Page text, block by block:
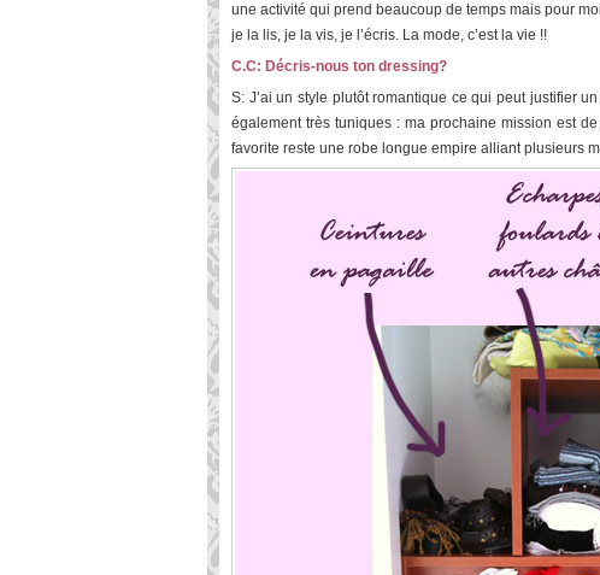
une activité qui prend beaucoup de temps mais pour
je la lis, je la vis, je l’écris. La mode, c’est la vie !!
C.C: Décris-nous ton dressing?
S: J’ai un style plutôt romantique ce qui peut justifier
également très tuniques : ma prochaine mission est
favorite reste une robe longue empire alliant plusieurs